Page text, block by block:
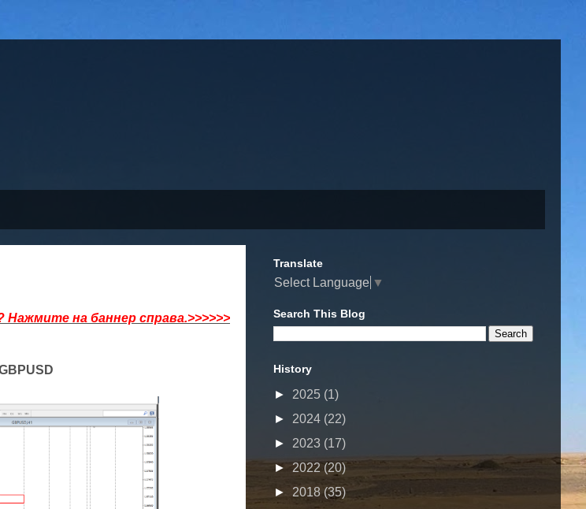
на баннер справа.>>>>>>
Translate
Select Language ▼
Search This Blog
History
► 2025 (1)
► 2024 (22)
► 2023 (17)
► 2022(20)
► 2018 (35)